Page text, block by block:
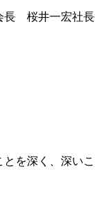
長 桜井一宏社長
を深く、深いこ